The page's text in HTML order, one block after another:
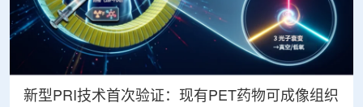
新型PRI技术首次验证：现有PET药物可成像组织